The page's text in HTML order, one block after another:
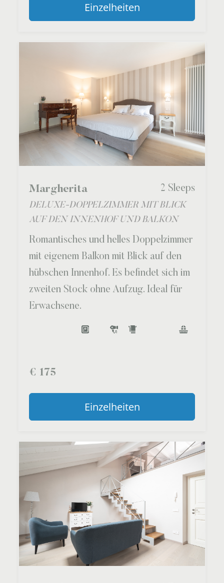
Einzelheiten
Margherita 2 Sleeps
DELUXE-DOPPELZIMMER MIT BLICK
AUF DEN INNENHOF UND BALKON
Romantisches und helles Doppelzimmer
mit eigenem Balkon mit Blick auf den
hübschen Innenhof. Es befindet sich im
zweiten Stock ohne Aufzug. Ideal für
Erwachsene.
€ 175
Einzelheiten